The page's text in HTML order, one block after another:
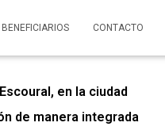
BENEFICIARIOS CONTACTO
en la ciudad
de manera integrada